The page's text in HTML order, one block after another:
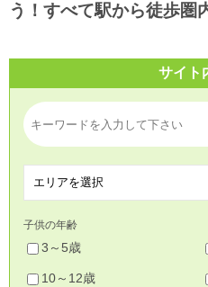
う！すべて駅から徒歩圏
サイト
子供の年齢
3～5歳
10～12歳